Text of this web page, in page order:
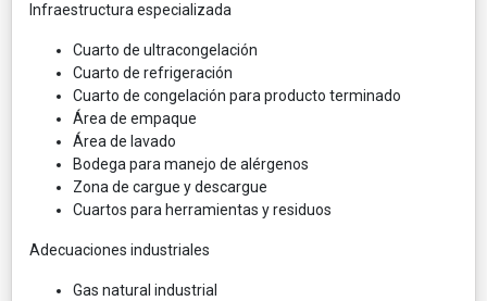
Infraestructura especializada
Cuarto de ultracongelación
Cuarto de refrigeración
Cuarto de congelación para producto terminado
Área de empaque
Área de lavado
Bodega para manejo de alérgenos
Zona de cargue y descargue
Cuartos para herramientas y residuos
Adecuaciones industriales
Gas natural industrial